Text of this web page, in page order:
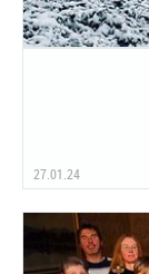
27.01.24